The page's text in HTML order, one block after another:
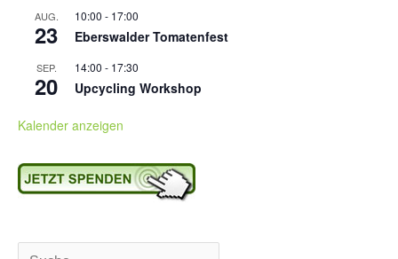
AUG.
23
10:00 - 17:00
Eberswalder Tomatenfest
SEP.
20
14:00 - 17:30
Upcycling Workshop
Kalender anzeigen
Suchen